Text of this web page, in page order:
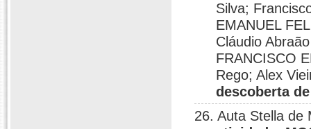
Silva;
EMANUEL
Cláudio
FRANCISCO
Rego; Alex
descoberta
26. Auta Stella